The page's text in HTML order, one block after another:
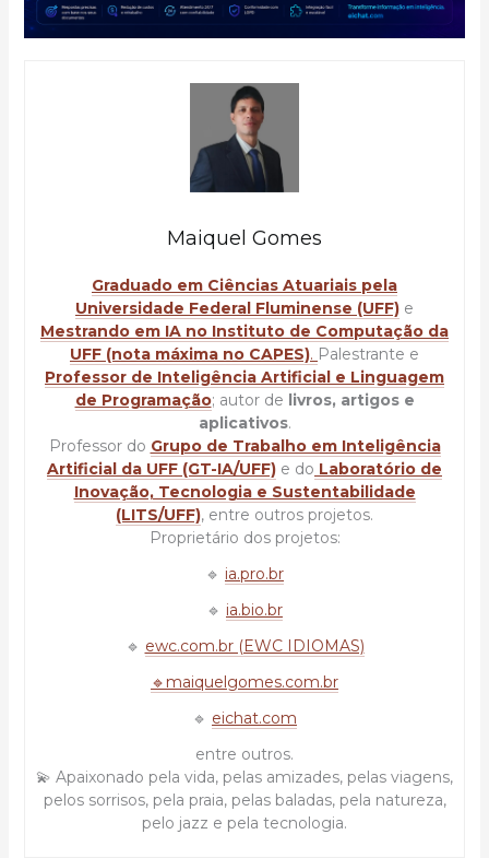
Maiquel Gomes
Graduado em Ciências Atuariais pela
Universidade Federal Fluminense (UFF) e
Mestrando em IA no Instituto de Computação da
UFF (nota máxima no CAPES). Palestrante e
Professor de Inteligência Artificial e Linguagem
de Programação; autor de livros, artigos e
aplicativos.
Professor do Grupo de Trabalho em Inteligência
Artificial da UFF (GT-IA/UFF) e do Laboratório de
Inovação, Tecnologia e Sustentabilidade
(LITS/UFF), entre outros projetos.
Proprietário dos projetos:
🔹 ia.pro.br
🔹 ia.bio.br
🔹 ewc.com.br (EWC IDIOMAS)
🔹maiquelgomes.com.br
🔹 eichat.com
entre outros.
💫 Apaixonado pela vida, pelas amizades, pelas viagens,
pelos sorrisos, pela praia, pelas baladas, pela natureza,
pelo jazz e pela tecnologia.